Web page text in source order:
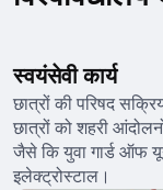
स्वयंसेवी कार्य
छात्रों की परिषद
छात्रों को शहरी
जैसे कि युवा गार्ड ऑफ
इलेक्ट्रोस्टाल।